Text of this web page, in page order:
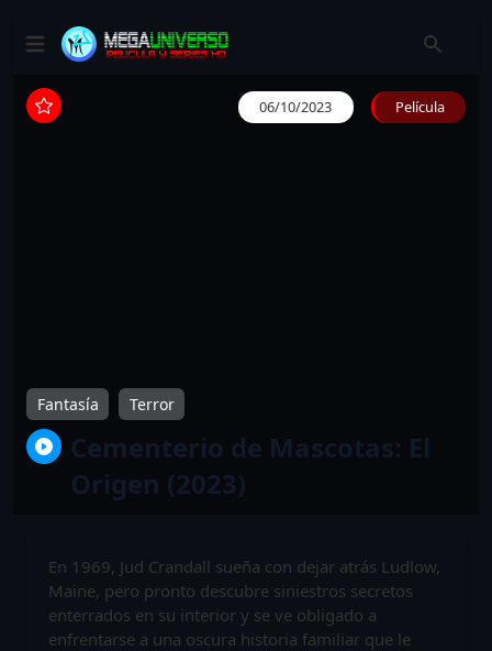
06/10/2023 Película
Fantasía Terror
Cementerio de Mascotas: El
Origen (2023)
En 1969, Jud Crandall sueña con dejar atrás Ludlow,
Maine, pero pronto descubre siniestros secretos
enterrados en su interior y se ve obligado a
enfrentarse a una oscura historia familiar que le